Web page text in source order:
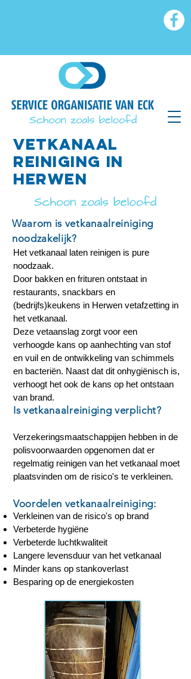
VETkanaal
reiniging in
herwen
Waarom is vetkanaalreiniging
noodzakelijk?
Het vetkanaal laten reinigen is pure
noodzaak.
Door bakken en frituren ontstaat in
restaurants, snackbars en
(bedrijfs)keukens in Herwen vetafzetting in
het vetkanaal.
Deze vetaanslag zorgt voor een
verhoogde kans op aanhechting van stof
en vuil en de ontwikkeling van schimmels
en bacteriën. Naast dat dit onhygiënisch is,
verhoogt het ook de kans op het ontstaan
van brand.
Verzekeringsmaatschappijen hebben in de
polisvoorwaarden opgenomen dat er
regelmatig reinigen van het vetkanaal moet
plaatsvinden om de risico's te verkleinen.
Verkleinen van de risico's op brand
Verbeterde hygiëne
Verbeterde luchtkwaliteit
Langere levensduur van het vetkanaal
Minder kans op stankoverlast
Besparing op de energiekosten
Is vetkanaalreiniging verplicht?
Voordelen vetkanaalreiniging: